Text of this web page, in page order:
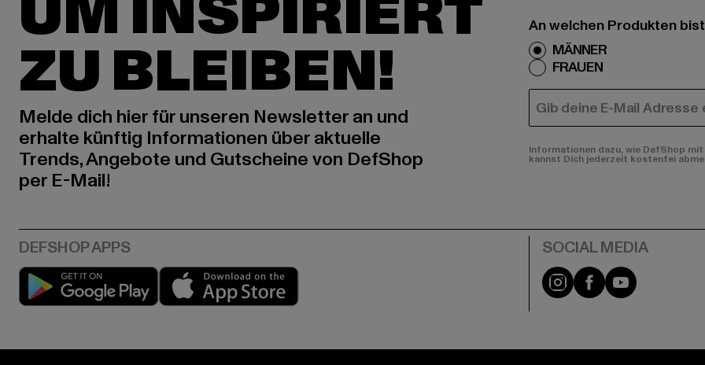
ZU BLEIBEN!
Melde dich hier für unseren Newsletter an und
erhalte künftig Informationen über aktuelle
Trends, Angebote und Gutscheine von DefShop
per E-Mail!
An welchen Produkten
MÄNNER
FRAUEN
E-MAIL
Informationen dazu, wie DefShop
kannst Dich jederzeit kostenfei
Play market Instagram
FacebookYouTube